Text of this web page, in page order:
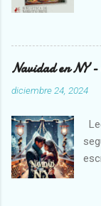
Navidad en NY
diciembre 24, 2024